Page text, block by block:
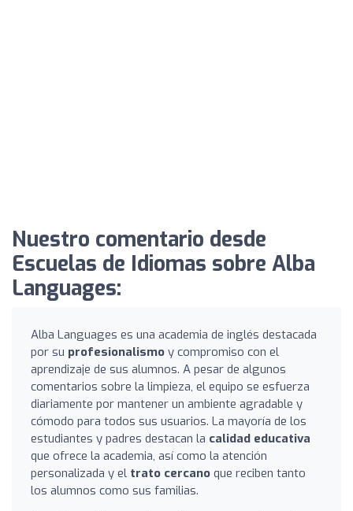
Nuestro comentario desde
Escuelas de Idiomas sobre Alba
Languages:
Alba Languages es una academia de inglés destacada
por su profesionalismo y compromiso con el
aprendizaje de sus alumnos. A pesar de algunos
comentarios sobre la limpieza, el equipo se esfuerza
diariamente por mantener un ambiente agradable y
cómodo para todos sus usuarios. La mayoría de los
estudiantes y padres destacan la calidad educativa
que ofrece la academia, así como la atención
personalizada y el trato cercano que reciben tanto
los alumnos como sus familias.